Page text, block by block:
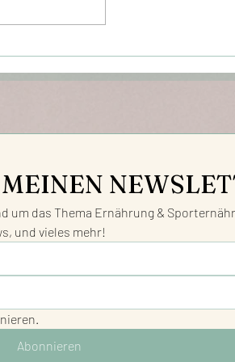
um das Thema Ernährung &
und vieles mehr!
Abonnieren